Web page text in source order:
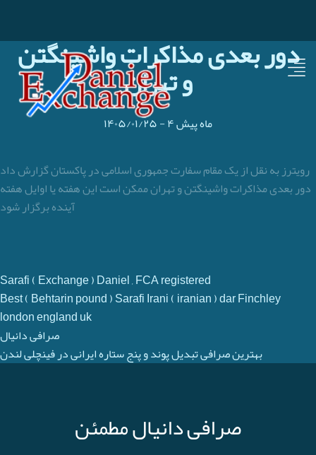
دور بعدی مذاکرات واشینگتن
و تهران
۱۴۰۵/۰۱/۲۵- ۴ ماه پیش
رویترز به نقل از یک مقام سفارت جمهوری اسلامی در پاکستان گزارش داد
دور بعدی مذاکرات واشینگتن و تهران ممکن است این هفته یا اوایل هفته
آینده برگزار شود
Sarafi ( Exchange ) Daniel , FCA registered
Best ( Behtarin pound ) Sarafi Irani ( iranian ) dar Finchley
london england uk
صرافی دانیال
بهترین صرافی تبدیل پوند و پنج ستاره ایرانی در فینچلی لندن
صرافی دانیال مطمئن